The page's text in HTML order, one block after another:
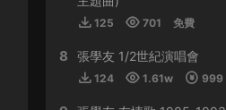
來源： 周傑倫 最偉大的作品
虛空恐懼 • 2024-01-11
125 701 免費
8 張學友 1/2世紀演唱會
124 1.61w 999